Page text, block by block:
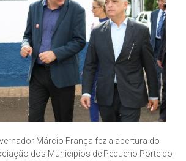
Márcio França fez a abertura do
dos Municípios de Pequeno Porte do